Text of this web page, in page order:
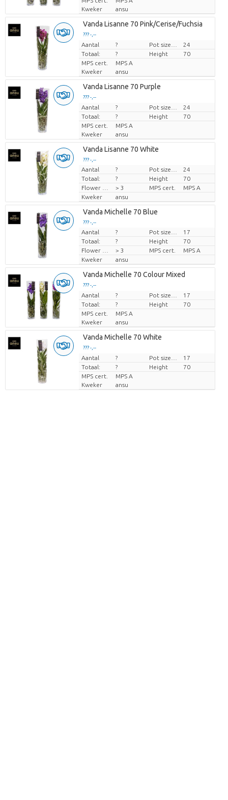
Kweker
ansu
Vanda Lisanne 70 Pink/Cerise/Fuchsia
??? -,--
Prijs per stuk
Aantal ?
24
Totaal:
? Height
70
MPS cert.
MPS A
Kweker
ansu
Vanda Lisanne 70 Purple
??? -,--
Prijs per stuk
Aantal ?
24
Totaal:
? Height
70
MPS cert.
MPS A
Kweker
ansu
Vanda Lisanne 70 White
??? -,--
Prijs per stuk
Aantal ?
24
Totaal:
? Height
70
> 3 MPS cert.
MPS A
Kweker
ansu
Vanda Michelle 70 Blue
??? -,--
Prijs per stuk
Aantal ?
17
Totaal:
? Height
70
> 3 MPS cert.
MPS A
Kweker
ansu
Vanda Michelle 70 Colour Mixed
??? -,--
Prijs per stuk
Aantal ?
17
Totaal:
? Height
70
MPS cert.
MPS A
Kweker
ansu
Vanda Michelle 70 White
??? -,--
Prijs per stuk
Aantal ?
17
Totaal:
? Height
70
MPS cert.
MPS A
Kweker
ansu